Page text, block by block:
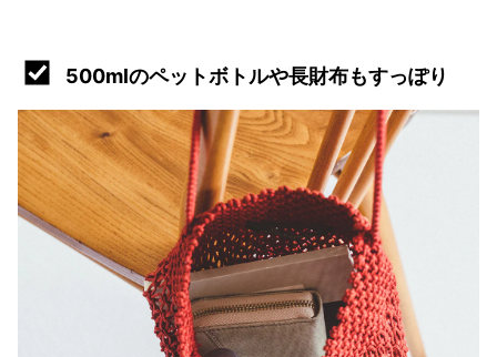
500mlのペットボトルや長財布もすっぽり